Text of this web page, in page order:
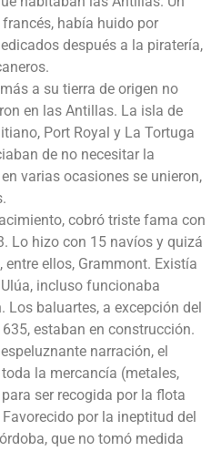
había huido por
después a la piratería,
a su tierra de origen no
en las Antillas. La isla de
Port Royal y La Tortuga
de no necesitar la
varias ocasiones se unieron,
cobró triste fama con
Lo hizo con 15 navíos y quizá
ellos, Grammont. Existía
incluso funcionaba
baluartes, a excepción del
estaban en construcción.
narración, el
la mercancía (metales,
ser recogida por la flota
por la ineptitud del
que no tomó medida